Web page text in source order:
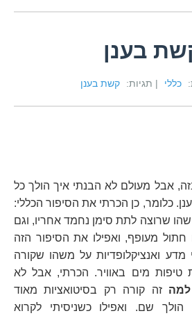
בענן
כללי | תגיות: קשת בענן
אבל מעולם לא הבנתי איך הולך כל
כלומר, כן הכרתי את הסיפור הכללי:
שרוצה לתת סימן נחמד אחריו, וגם
מעופף, ואפילו את הסיפור הזה
ואנציקלופדיות על משהו שקורה
טיפות מים באוויר. הכרתי, אבל לא
למה זה קורה רק בסיטואציות מאוד
שם. ואפילו כשניסיתי לקרוא